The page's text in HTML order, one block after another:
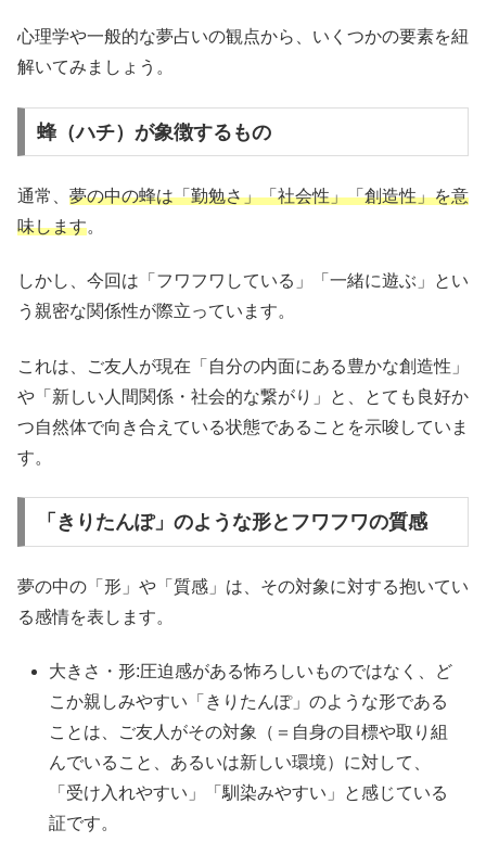
心理学や一般的な夢占いの観点から、いくつかの要素を紐
解いてみましょう。
蜂（ハチ）が象徴するもの
通常、 夢の中の蜂は「勤勉さ」「社会性」「創造性」を意
味します。
しかし、今回は「フワフワしている」「一緒に遊ぶ」とい
う親密な関係性が際立っています。
これは、ご友人が現在「自分の内面にある豊かな創造性」
や「新しい人間関係・社会的な繋がり」と、とても良好か
つ自然体で向き合えている状態であることを示唆していま
す。
「きりたんぽ」のような形とフワフワの質感
夢の中の「形」や「質感」は、その対象に対する抱いてい
る感情を表します。
大きさ・形:圧迫感がある怖ろしいものではなく、ど
こか親しみやすい「きりたんぽ」のような形である
ことは、ご友人がその対象（＝自身の目標や取り組
んでいること、あるいは新しい環境）に対して、
「受け入れやすい」「馴染みやすい」と感じている
証です。